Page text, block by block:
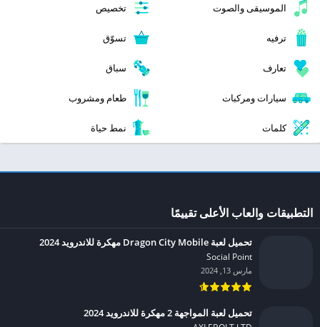
الموسيقى والصوت تخصيص
ترفيه تسوّق
تعارف سباق
سيارات ومركبات طعام ومشروب
كلمات نمط حياة
التطبيقات والعاب الأعلى تقييمًا
تحميل لعبة Dragon City Mobile مهكرة للاندرويد 2024
Social Point‏
مارس 13, 2024
تحميل لعبة المواجهة 2 مهكرة للاندرويد 2024